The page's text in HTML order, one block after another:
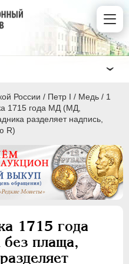
России / Пeтр I / Медь / 1
1715 года МД (МД,
разделяет надпись,
R)
1715 года
плаща,